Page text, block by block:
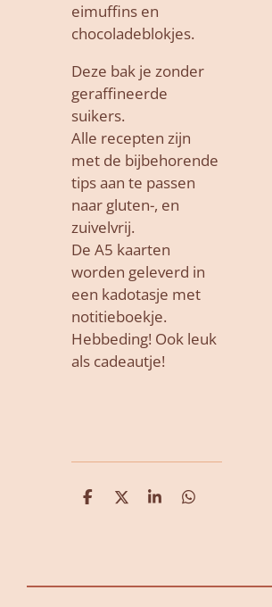
eimuffins en
chocoladeblokjes.
Deze bak je zonder
geraffineerde
suikers.
Alle recepten zijn
met de bijbehorende
tips aan te passen
naar gluten-, en
zuivelvrij.
De A5 kaarten
worden geleverd in
een kadotasje met
notitieboekje.
Hebbeding! Ook leuk
als cadeautje!
D
D
S
D